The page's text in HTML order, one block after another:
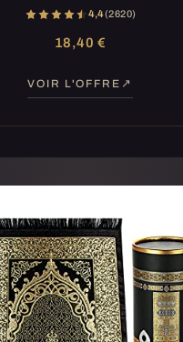
4,4(2 620)
18,40 €
VOIR L'OFFRE